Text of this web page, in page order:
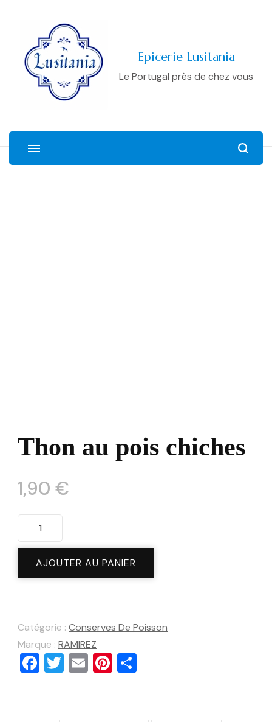
Epicerie Lusitania
Le Portugal près de chez vous
Thon au pois chiches
1,90 €
quantité
de
Thon
au
pois
chiches
AJOUTER AU PANIER
Catégorie : Conserves De Poisson
Marque : RAMIREZ
Facebook
Twitter
EmailPinterest